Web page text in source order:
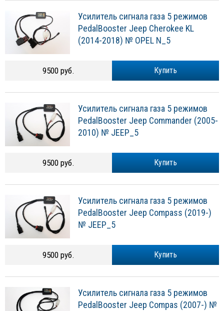
Усилитель сигнала газа 5 режимов
PedalBooster Jeep Cherokee KL
(2014-2018) № OPEL N_5
Купить
9500 руб.
Усилитель сигнала газа 5 режимов
PedalBooster Jeep Commander (2005-
2010) № JEEP_5
Купить
9500 руб.
Усилитель сигнала газа 5 режимов
PedalBooster Jeep Compass (2019-)
№ JEEP_5
Купить
9500 руб.
Усилитель сигнала газа 5 режимов
PedalBooster Jeep Compas (2007-) №